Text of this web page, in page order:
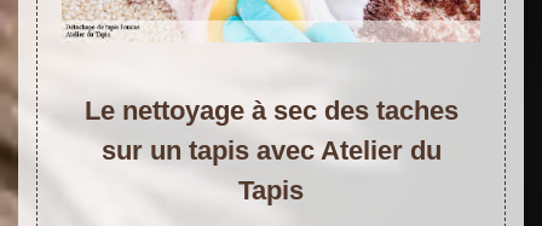
Le nettoyage à sec des taches
sur un tapis avec Atelier du
Tapis